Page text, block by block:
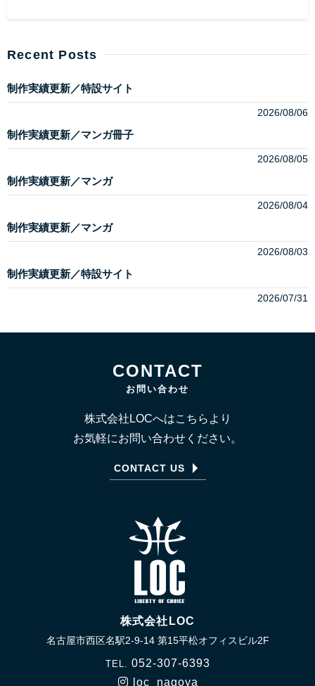
Recent Posts
制作実績更新／特設サイト
2026/08/06
制作実績更新／マンガ冊子
2026/08/05
制作実績更新／マンガ
2026/08/04
制作実績更新／マンガ
2026/08/03
制作実績更新／特設サイト
2026/07/31
CONTACT
お問い合わせ
株式会社LOCへはこちらより
お気軽にお問い合わせください。
CONTACT US
株式会社LOC
名古屋市西区名駅2-9-14 第15平松オフィスビル2F
TEL.
052-307-6393
loc_nagoya